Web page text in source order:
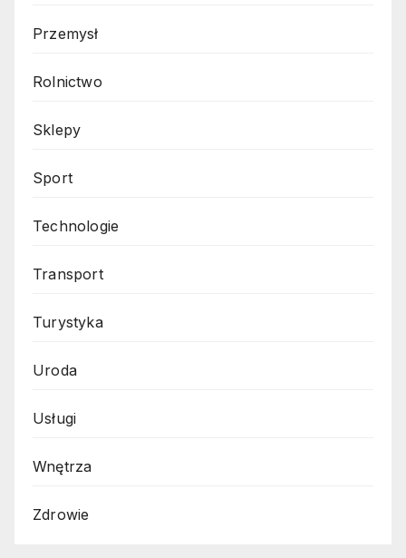
Przemysł
Rolnictwo
Sklepy
Sport
Technologie
Transport
Turystyka
Uroda
Usługi
Wnętrza
Zdrowie